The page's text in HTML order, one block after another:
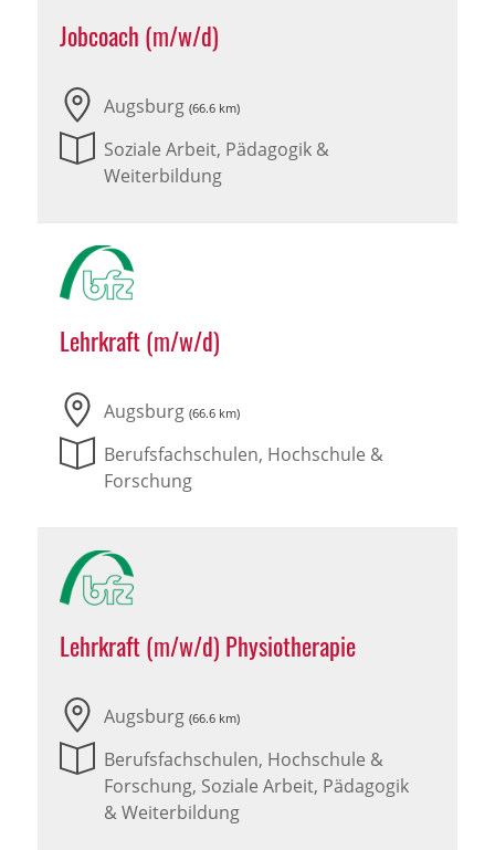
Jobcoach (m/w/d)
Augsburg (66.6 km)
Soziale Arbeit, Pädagogik &
Weiterbildung
Lehrkraft (m/w/d)
Augsburg (66.6 km)
Berufsfachschulen, Hochschule &
Forschung
Lehrkraft (m/w/d) Physiotherapie
Augsburg (66.6 km)
Berufsfachschulen, Hochschule &
Forschung, Soziale Arbeit, Pädagogik
& Weiterbildung